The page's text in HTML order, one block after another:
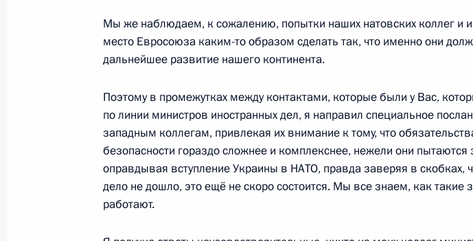
12 февраля 2022 года, 18:35
11 февраля 2022 года, пятница
Совещание с постоянными членами Совета Безопасности
11 февраля 2022 года, 14:30 Московская область, Ново-Огарёво
10 февраля 2022 года, четверг
Мы же наблюдаем, к сожалению, попытки наших натовских коллег и
место Евросоюза каким-то образом сделать так, что именно они
дальнейшее развитие нашего континента.
Поэтому в промежутках между контактами, которые были у Вас,
по линии министров иностранных дел, я направил специальное
западным коллегам, привлекая их внимание к тому, что
безопасности гораздо сложнее и комплекснее, нежели они пытаются
оправдывая вступление Украины в НАТО, правда заверяя в скобках,
дело не дошло, это ещё не скоро состоится. Мы все знаем, как такие
работают.